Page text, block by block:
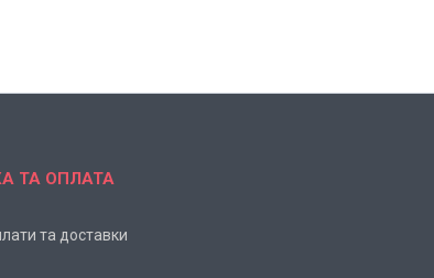
ТА ОПЛАТА
та доставки